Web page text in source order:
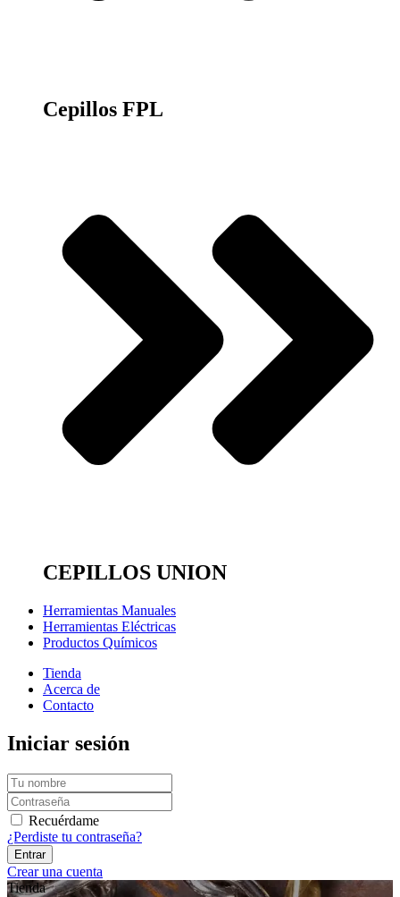
Cepillos FPL
CEPILLOS UNION
Herramientas Manuales
Herramientas Eléctricas
Productos Químicos
Tienda
Acerca de
Contacto
Iniciar sesión
Recuérdame
¿Perdiste tu contraseña?
Crear una cuenta
Tienda